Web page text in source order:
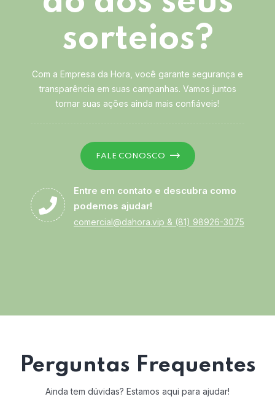
sorteios?
Com a Empresa da Hora, você garante segurança e
transparência em suas campanhas. Vamos juntos
tornar suas ações ainda mais confiáveis!
FALE CONOSCO
Entre em contato e descubra como
podemos ajudar!
comercial@dahora.vip & (81) 98926-3075
Perguntas Frequentes
Ainda tem dúvidas? Estamos aqui para ajudar!